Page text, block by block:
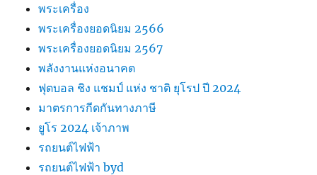
พระเครื่อง
พระเครื่องยอดนิยม 2566
พระเครื่องยอดนิยม 2567
พลังงานแห่งอนาคต
ฟุตบอล ชิง แชมป์ แห่ง ชาติ ยุโรป ปี 2024
มาตรการกีดกันทางภาษี
ยูโร 2024 เจ้าภาพ
รถยนต์ไฟฟ้า
รถยนต์ไฟฟ้า byd